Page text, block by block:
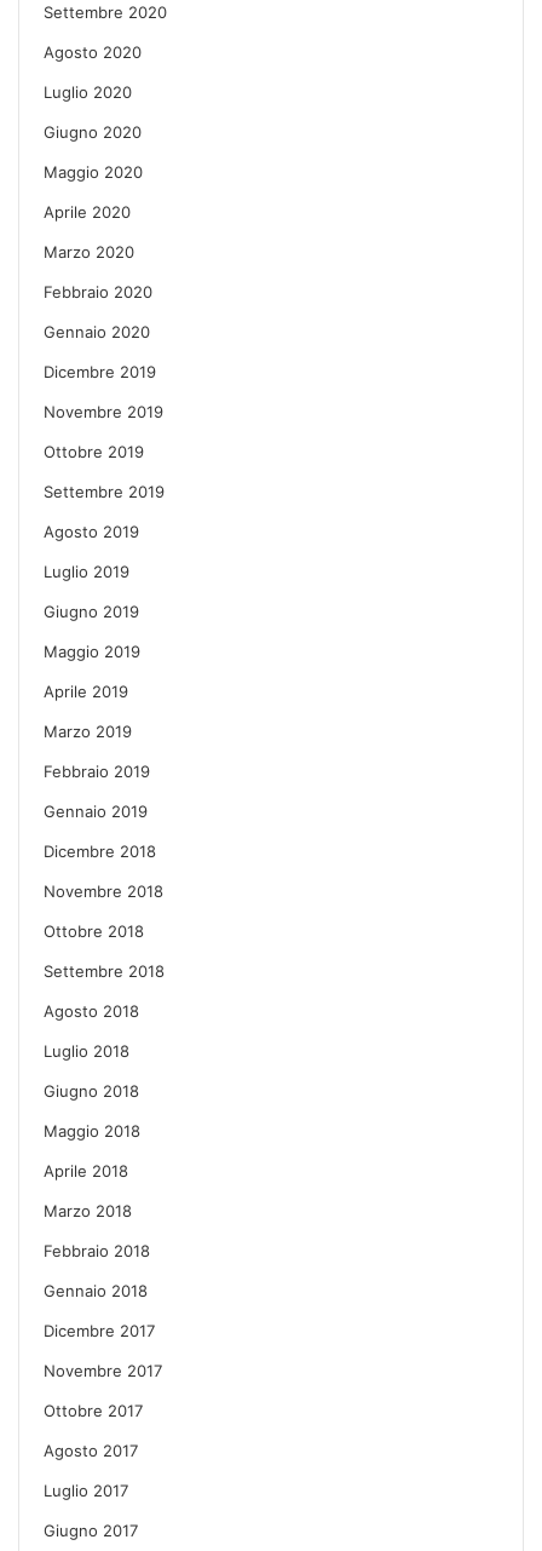
Settembre 2020
Agosto 2020
Luglio 2020
Giugno 2020
Maggio 2020
Aprile 2020
Marzo 2020
Febbraio 2020
Gennaio 2020
Dicembre 2019
Novembre 2019
Ottobre 2019
Settembre 2019
Agosto 2019
Luglio 2019
Giugno 2019
Maggio 2019
Aprile 2019
Marzo 2019
Febbraio 2019
Gennaio 2019
Dicembre 2018
Novembre 2018
Ottobre 2018
Settembre 2018
Agosto 2018
Luglio 2018
Giugno 2018
Maggio 2018
Aprile 2018
Marzo 2018
Febbraio 2018
Gennaio 2018
Dicembre 2017
Novembre 2017
Ottobre 2017
Agosto 2017
Luglio 2017
Giugno 2017